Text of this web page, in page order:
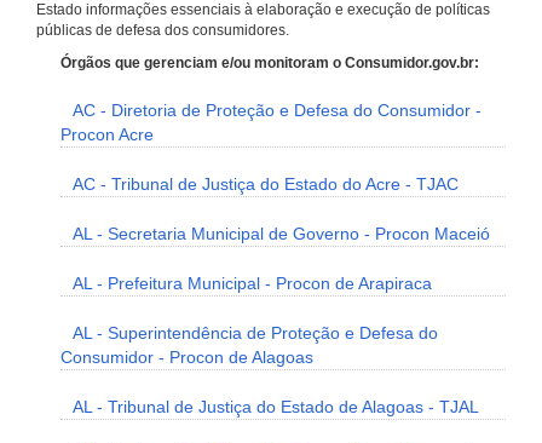
Estado informações essenciais à elaboração e execução de políticas
públicas de defesa dos consumidores.
Órgãos que gerenciam e/ou monitoram o Consumidor.gov.br:
AC - Diretoria de Proteção e Defesa do Consumidor -
Procon Acre
AC - Tribunal de Justiça do Estado do Acre - TJAC
AL - Secretaria Municipal de Governo - Procon Maceió
AL - Prefeitura Municipal - Procon de Arapiraca
AL - Superintendência de Proteção e Defesa do
Consumidor - Procon de Alagoas
AL - Tribunal de Justiça do Estado de Alagoas - TJAL